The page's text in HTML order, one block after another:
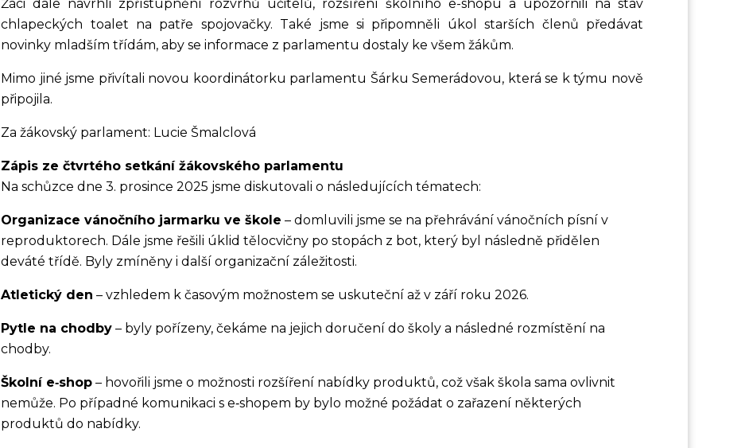
Žáci dále navrhli zpřístupnění rozvrhů učitelů, rozšíření školního e-shopu a upozornili na stav
chlapeckých toalet na patře spojovačky. Také jsme si připomněli úkol starších členů předávat
novinky mladším třídám, aby se informace z parlamentu dostaly ke všem žákům.
Mimo jiné jsme přivítali novou koordinátorku parlamentu Šárku Semerádovou, která se k týmu nově
připojila.
Za žákovský parlament: Lucie Šmalclová
Zápis ze čtvrtého setkání žákovského parlamentu
Na schůzce dne 3. prosince 2025 jsme diskutovali o následujících tématech:
Organizace vánočního jarmarku ve škole – domluvili jsme se na přehrávání vánočních písní v
reproduktorech. Dále jsme řešili úklid tělocvičny po stopách z bot, který byl následně přidělen
deváté třídě. Byly zmíněny i další organizační záležitosti.
Atletický den – vzhledem k časovým možnostem se uskuteční až v září roku 2026.
Pytle na chodby – byly pořízeny, čekáme na jejich doručení do školy a následné rozmístění na
chodby.
Školní e‑shop – hovořili jsme o možnosti rozšíření nabídky produktů, což však škola sama ovlivnit
nemůže. Po případné komunikaci s e‑shopem by bylo možné požádat o zařazení některých
produktů do nabídky.